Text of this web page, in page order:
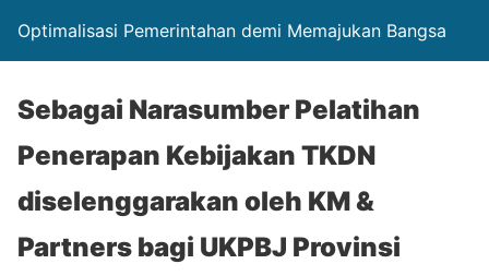
Optimalisasi Pemerintahan demi Memajukan Bangsa
Sebagai Narasumber Pelatihan
Penerapan Kebijakan TKDN
diselenggarakan oleh KM &
Partners bagi UKPBJ Provinsi